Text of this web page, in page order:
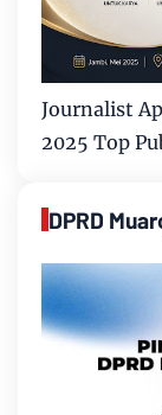
Journalist
2025 Top
DPRD